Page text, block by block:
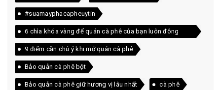
#suamayphacapheuytin
6 chìa khóa vàng để quán cà phê của bạn luôn đông
khách
9 điểm cần chú ý khi mở quán cà phê
Bảo quản cà phê bột
Bảo quản cà phê giữ hương vị lâu nhất cà phê